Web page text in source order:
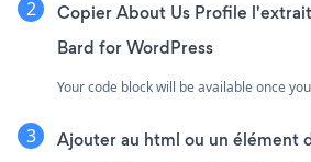
Copier About Us Profile
Bard for WordPress
Your code block will be available once
Ajouter au html ou un élément